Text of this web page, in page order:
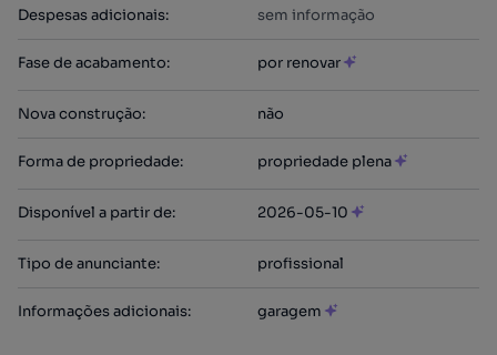
Despesas adicionais: sem informação
Fase de acabamento: por renovar
Nova construção: não
Forma de propriedade: propriedade plena
Disponível a partir de: 2026-05-10
Tipo de anunciante: profissional
Informações adicionais: garagem